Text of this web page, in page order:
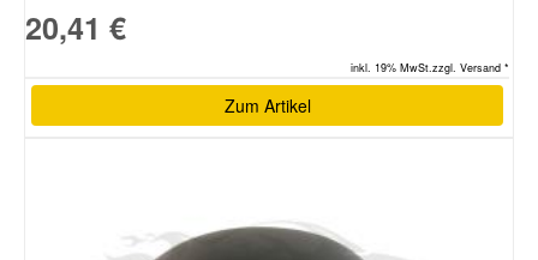
20,41 €
inkl. 19% MwSt.zzgl. Versand *
Zum Artikel